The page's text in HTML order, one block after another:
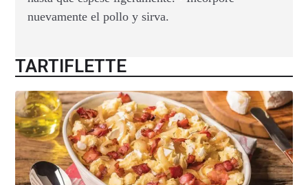
nuevamente el pollo y sirva.
TARTIFLETTE